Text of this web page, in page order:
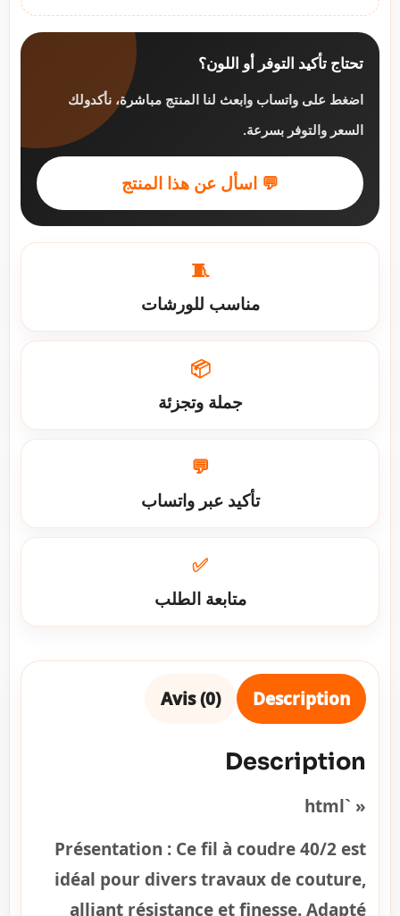
تحتاج تأكيد التوفر أو اللون؟
اضغط على واتساب وابعث لنا المنتج مباشرة، نأكدولك
السعر والتوفر بسرعة.
💬 اسأل عن هذا المنتج
🧵
مناسب للورشات
📦
جملة وتجزئة
💬
تأكيد عبر واتساب
✅
متابعة الطلب
Description
Avis (0)
Description
« `html
Présentation : Ce fil à coudre 40/2 est
idéal pour divers travaux de couture,
alliant résistance et finesse. Adapté